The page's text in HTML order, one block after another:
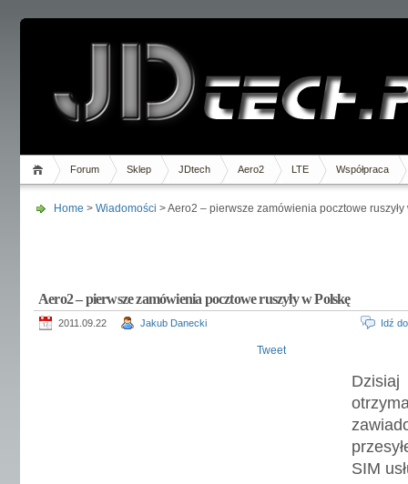
Forum Sklep JDtech Aero2 LTE Współpraca
Home > Wiadomości > Aero2 – pierwsze zamówienia pocztowe ruszyły
Aero2 – pierwsze zamówienia pocztowe ruszyły w Polskę
2011.09.22 Jakub Danecki Idź
Tweet
SIM